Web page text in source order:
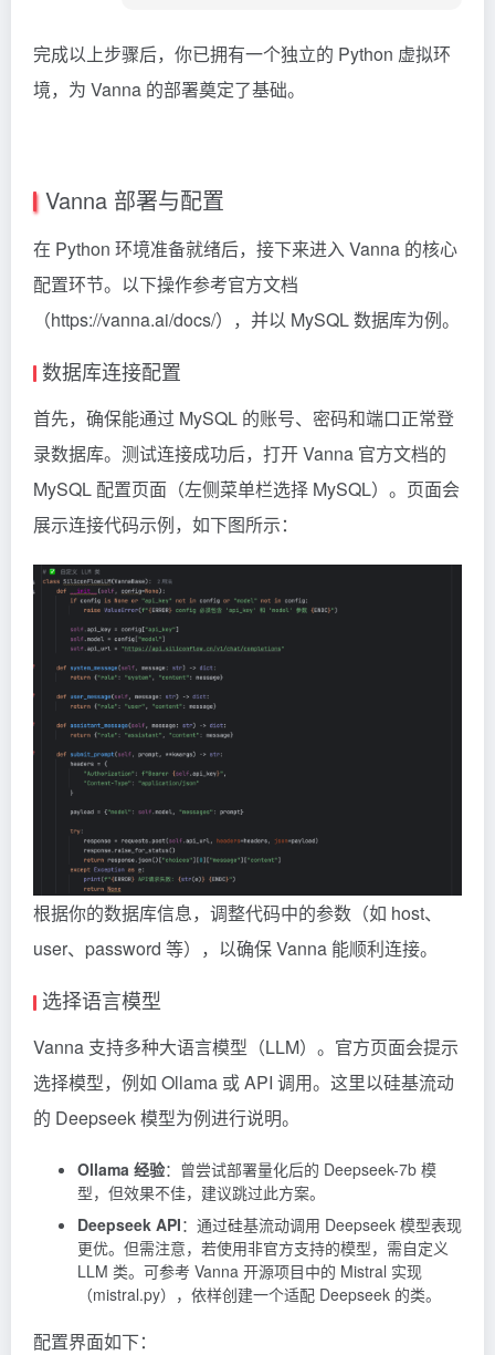
完成以上步骤后，你已拥有一个独立的 Python 虚拟环
境，为 Vanna 的部署奠定了基础。
Vanna 部署与配置
在 Python 环境准备就绪后，接下来进入 Vanna 的核心
配置环节。以下操作参考官方文档
（https://vanna.ai/docs/），并以 MySQL 数据库为例。
数据库连接配置
首先，确保能通过 MySQL 的账号、密码和端口正常登
录数据库。测试连接成功后，打开 Vanna 官方文档的
MySQL 配置页面（左侧菜单栏选择 MySQL）。页面会
展示连接代码示例，如下图所示：
根据你的数据库信息，调整代码中的参数（如 host、
user、password 等），以确保 Vanna 能顺利连接。
选择语言模型
Vanna 支持多种大语言模型（LLM）。官方页面会提示
选择模型，例如 Ollama 或 API 调用。这里以硅基流动
的 Deepseek 模型为例进行说明。
Ollama 经验：曾尝试部署量化后的 Deepseek-7b 模
型，但效果不佳，建议跳过此方案。
Deepseek API：通过硅基流动调用 Deepseek 模型表现
更优。但需注意，若使用非官方支持的模型，需自定义
LLM 类。可参考 Vanna 开源项目中的 Mistral 实现
（mistral.py），依样创建一个适配 Deepseek 的类。
配置界面如下：